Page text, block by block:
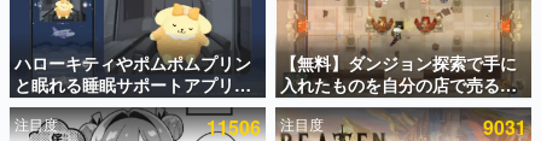
ゲームの企画書
名作ゲームクリエイターの方々に製作時のエピソードをお
聞きし、ヒットする企画（ゲーム）とは何か？を探ってい
きます。
赫本
この物語を解いてはいけない。『赫本』は、〈試験問題〉
ハローキティやポムポムプリン
と眠れる睡眠サポートアプリ
『ゆめたび』が配信中。キャラ
ごとのASMRや目覚ましアラー
【無料】ダンジョン探索で手に
入れたものを自分の店で売るゲ
ーム『Moonlighter』がSteam
にて無料配布中！続編
注目度 11506 注目度 9031